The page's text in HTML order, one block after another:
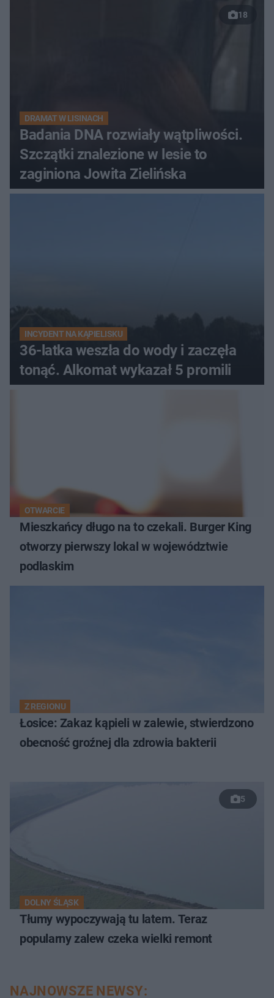
18
DRAMAT W LISINACH
Badania DNA rozwiały wątpliwości.
Szczątki znalezione w lesie to
zaginiona Jowita Zielińska
INCYDENT NA KĄPIELISKU
36-latka weszła do wody i zaczęła
tonąć. Alkomat wykazał 5 promili
OTWARCIE
Mieszkańcy długo na to czekali. Burger King
otworzy pierwszy lokal w województwie
podlaskim
Z REGIONU
Łosice: Zakaz kąpieli w zalewie, stwierdzono
obecność groźnej dla zdrowia bakterii
5
DOLNY ŚLĄSK
Tłumy wypoczywają tu latem. Teraz
popularny zalew czeka wielki remont
NAJNOWSZE NEWSY: